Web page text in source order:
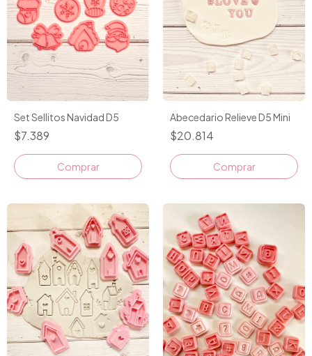
Set Sellitos Navidad D5
$7.389
Abecedario Relieve D5 Mini
$20.814